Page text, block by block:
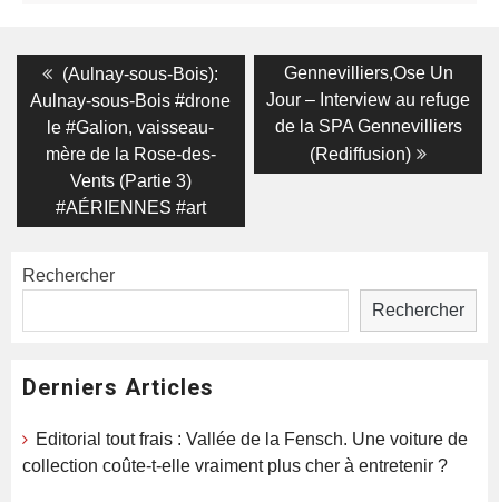
Navigation
de
l’article
Previous
post:
(Aulnay-sous-Bois):
Aulnay-sous-Bois #drone
le #Galion, vaisseau-
mère de la Rose-des-
Vents (Partie 3)
#AÉRIENNES #art
Next
post:
Gennevilliers,Ose Un
Jour – Interview au refuge
de la SPA Gennevilliers
(Rediffusion)
Rechercher
Rechercher
Derniers Articles
Editorial tout frais : Vallée de la Fensch. Une voiture de
collection coûte-t-elle vraiment plus cher à entretenir ?